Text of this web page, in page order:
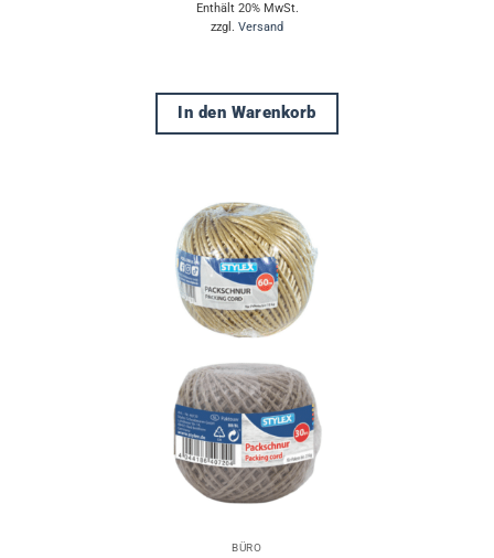
Enthält 20% MwSt.
zzgl. Versand
In den Warenkorb
BÜRO